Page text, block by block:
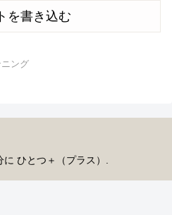
を書き込む
ング
ひとつ＋（プラス）.